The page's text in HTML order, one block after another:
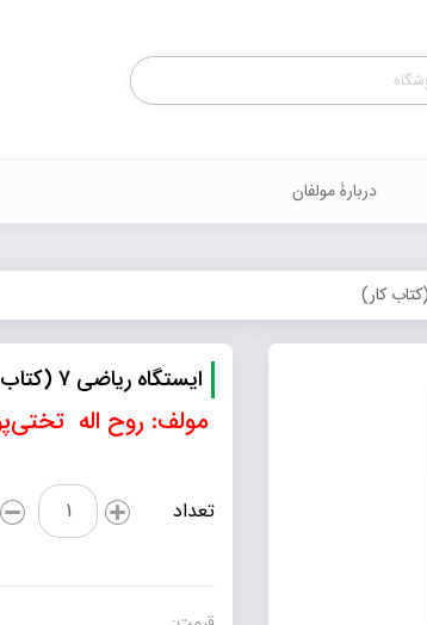
Products
search
دربارۀ مولفان
ایستگاه ریاضی 7 (کتاب کار)
مولف: روح اله
تعداد
ایستگاه
ریاضی
(کتاب